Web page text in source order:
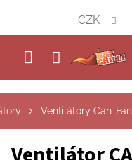
obsah
CZK
Ventilátory Can-